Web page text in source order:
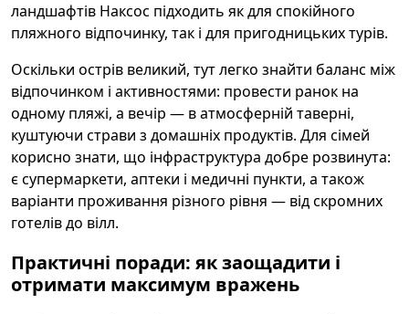
ландшафтів Наксос підходить як для спокійного
пляжного відпочинку, так і для пригодницьких турів.
Оскільки острів великий, тут легко знайти баланс між
відпочинком і активностями: провести ранок на
одному пляжі, а вечір — в атмосферній таверні,
куштуючи страви з домашніх продуктів. Для сімей
корисно знати, що інфраструктура добре розвинута:
є супермаркети, аптеки і медичні пункти, а також
варіанти проживання різного рівня — від скромних
готелів до вілл.
Практичні поради: як заощадити і
отримати максимум вражень